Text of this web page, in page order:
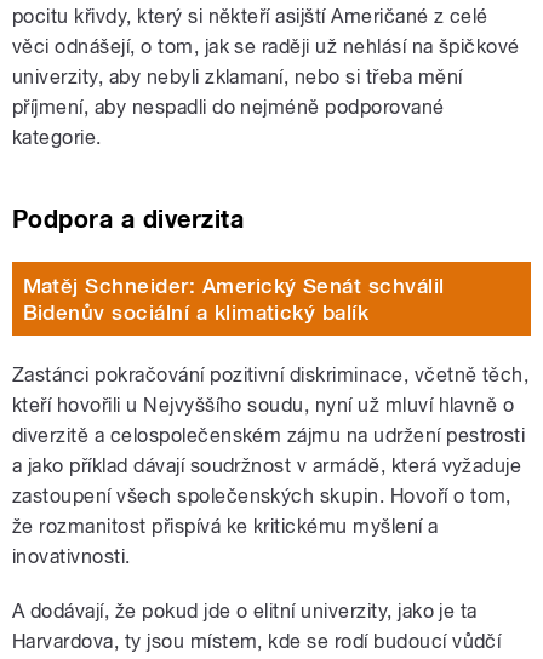
pocitu křivdy, který si někteří asijští Američané z celé
věci odnášejí, o tom, jak se raději už nehlásí na špičkové
univerzity, aby nebyli zklamaní, nebo si třeba mění
příjmení, aby nespadli do nejméně podporované
kategorie.
Podpora a diverzita
Matěj Schneider: Americký Senát schválil
Bidenův sociální a klimatický balík
Zastánci pokračování pozitivní diskriminace, včetně těch,
kteří hovořili u Nejvyššího soudu, nyní už mluví hlavně o
diverzitě a celospolečenském zájmu na udržení pestrosti
a jako příklad dávají soudržnost v armádě, která vyžaduje
zastoupení všech společenských skupin. Hovoří o tom,
že rozmanitost přispívá ke kritickému myšlení a
inovativnosti.
A dodávají, že pokud jde o elitní univerzity, jako je ta
Harvardova, ty jsou místem, kde se rodí budoucí vůdčí